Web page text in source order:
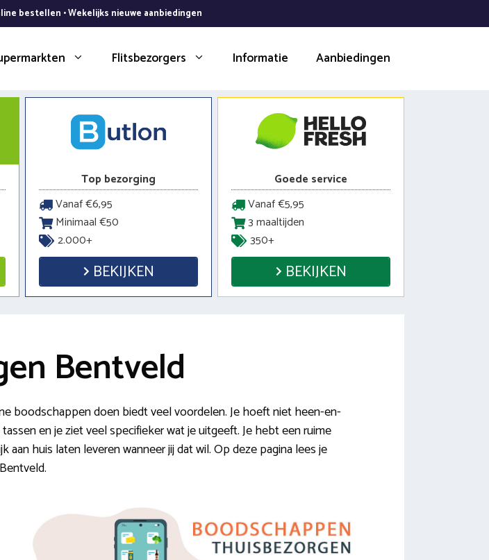
bestellen • Wekelijks nieuwe aanbiedingen
Flitsbezorgers Informatie Aanbiedingen
Top bezorging
Vanaf €6,95
Minimaal €50
2.000+
BEKIJKEN
Goede service
Vanaf €5,95
3 maaltijden
350+
BEKIJKEN
Bentveld
boodschappen doen biedt veel voordelen. Je hoeft niet heen-en-
en je ziet veel specifieker wat je uitgeeft. Je hebt een ruime
huis laten leveren wanneer jij dat wil. Op deze pagina lees je